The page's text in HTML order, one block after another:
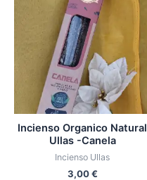
Incienso Organico Natural
Ullas -Canela
Incienso Ullas
3,00€